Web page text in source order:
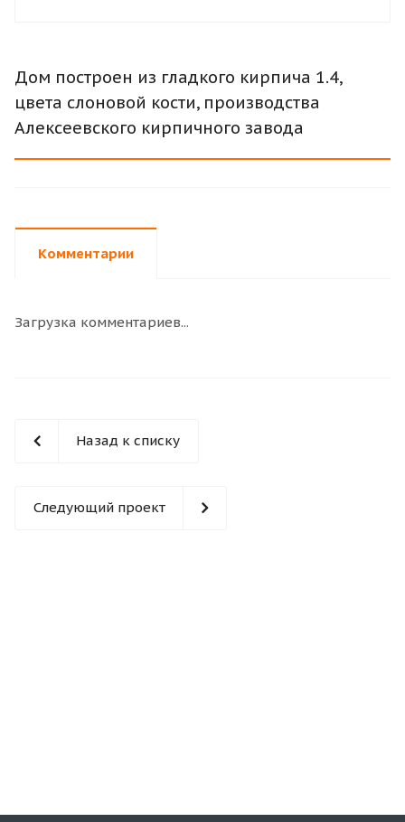
Дом построен из гладкого кирпича 1.4,
цвета слоновой кости, производства
Алексеевского кирпичного завода
Комментарии
Загрузка комментариев...
Назад к списку
Следующий проект